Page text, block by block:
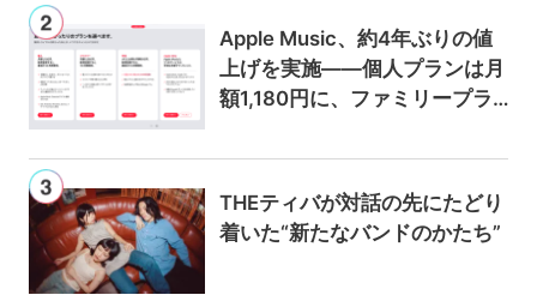
Apple Music、約4年ぶりの値
上げを実施——個人プランは月
額1,180円に、ファミリープラ
THEティバが対話の先にたどり
着いた“新たなバンドのかたち”